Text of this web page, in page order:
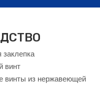
винт
винты из нержавеющей